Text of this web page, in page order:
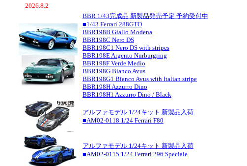
2026.8.2
BBR 1/43完成品 新製品発売予定 予約受付中
■1/43 Ferrari 288GTO
BBR198B Giallo Modena
BBR198C Nero DS
BBR198C1 Nero DS with stripes
BBR198E Argento Nurburgring
BBR198F Verde Medio
BBR198G Bianco Avus
BBR198G1 Bianco Avus with Italian stripe
BBR198H Azzurro Dino
BBR198H1 Azzurro Dino / Black
アルファモデル 1/24キット 新製品入荷
■AM02-0118 1/24 Ferrari F80
アルファモデル 1/24キット 新製品入荷
■AM02-0115 1/24 Ferrari 296 Speciale